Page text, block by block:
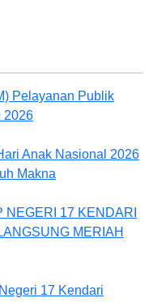
Pelayanan Publik
2026
Anak Nasional 2026
Makna
17 KENDARI
MERIAH
17 Kendari